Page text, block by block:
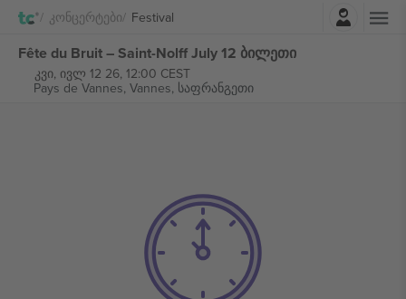
Კონცერტები Festival
Fête du Bruit – Saint-Nolff July 12 ბილეთი
კვი, ივლ 12 26, 12:00 CEST
Pays de Vannes, Vannes, საფრანგეთი